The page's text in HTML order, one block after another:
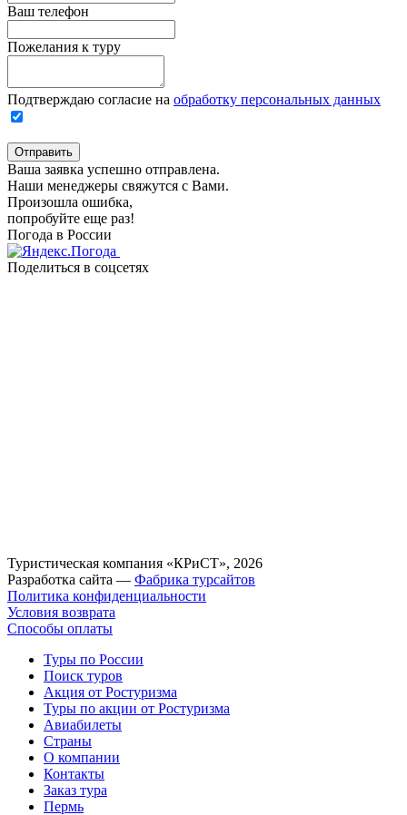
Ваш телефон
Пожелания к туру
Подтверждаю согласие на обработку персональных данных
Отправить
Ваша заявка успешно отправлена.
Наши менеджеры свяжутся с Вами.
Произошла ошибка,
попробуйте еще раз!
Погода в России
Поделиться в соцсетях
Туристическая компания «КРиСТ», 2026
Разработка сайта — Фабрика турсайтов
Политика конфиденциальности
Условия возврата
Способы оплаты
Туры по России
Поиск туров
Акция от Ростуризма
Туры по акции от Ростуризма
Авиабилеты
Страны
О компании
Контакты
Заказ тура
Пермь